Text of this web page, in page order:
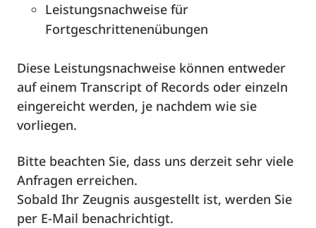
Leistungsnachweise für
Fortgeschrittenenübungen
Diese Leistungsnachweise können entweder
auf einem Transcript of Records oder einzeln
eingereicht werden, je nachdem wie sie
vorliegen.
Bitte beachten Sie, dass uns derzeit sehr viele
Anfragen erreichen.
Sobald Ihr Zeugnis ausgestellt ist, werden Sie
per E-Mail benachrichtigt.